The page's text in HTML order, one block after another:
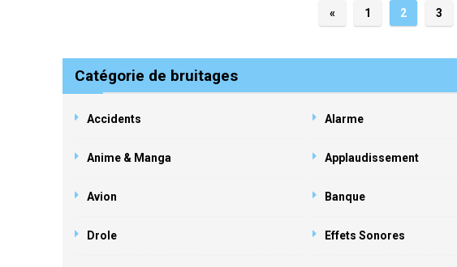
« 1 2 3
Catégorie de bruitages
Accidents Alarme
Anime & Manga Applaudissement
Avion Banque
Drole Effets Sonores